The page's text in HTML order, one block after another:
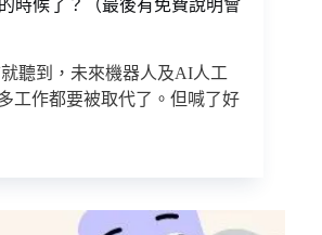
時候了？（最後有免費說明會
聽到，未來機器人及AI人工
工作都要被取代了。但喊了好